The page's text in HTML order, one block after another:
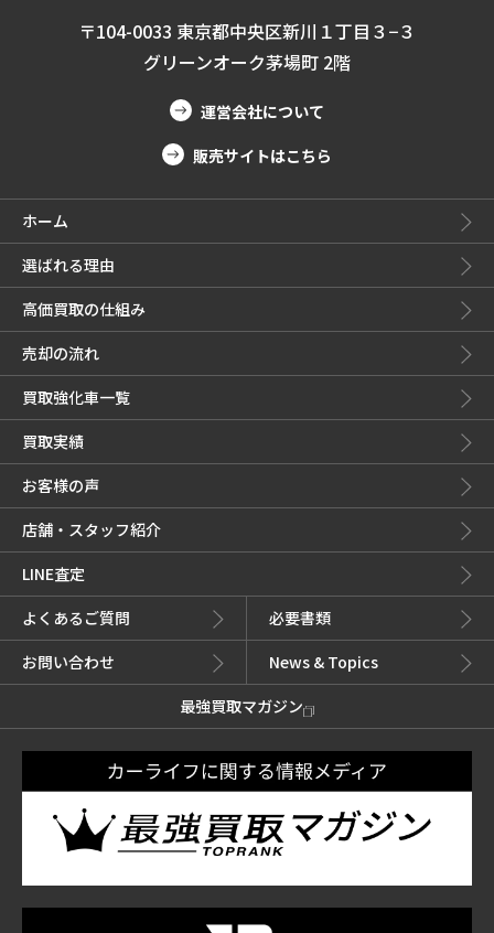
〒104-0033 東京都中央区新川１丁目３−３
グリーンオーク茅場町 2階
運営会社について
販売サイトはこちら
ホーム
選ばれる理由
高価買取の仕組み
売却の流れ
買取強化車一覧
買取実績
お客様の声
店舗・スタッフ紹介
LINE査定
よくあるご質問
必要書類
お問い合わせ
News & Topics
最強買取マガジン